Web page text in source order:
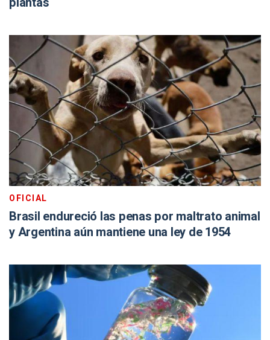
OFICIAL
Brasil endureció las penas por maltrato animal
y Argentina aún mantiene una ley de 1954